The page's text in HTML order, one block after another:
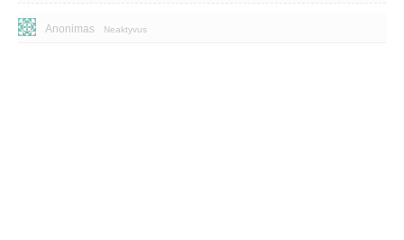
Anonimas Neaktyvus